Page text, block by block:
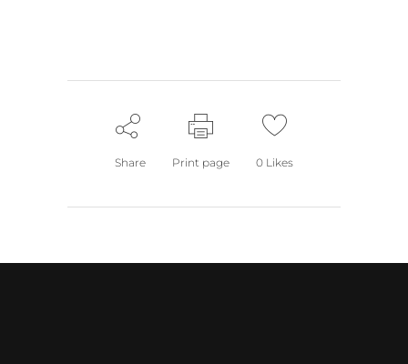
Share Print page 0 Likes